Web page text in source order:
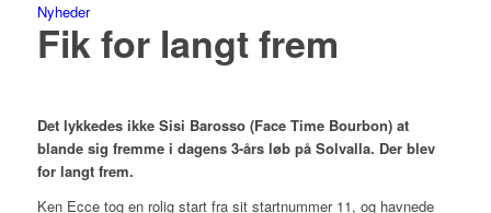
Nyheder
Fik for langt frem
Det lykkedes ikke Sisi Barosso (Face Time Bourbon) at
blande sig fremme i dagens 3-års løb på Solvalla. Der blev
for langt frem.
Ken Ecce tog en rolig start fra sit startnummer 11, og havnede